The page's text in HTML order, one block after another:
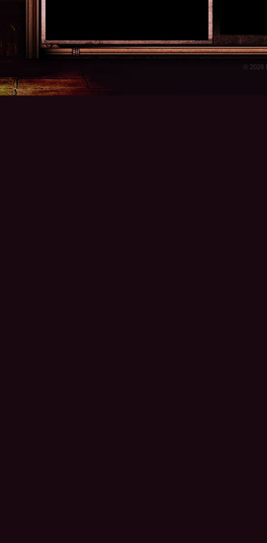
© 2026